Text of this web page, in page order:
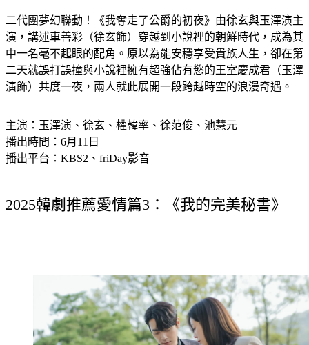
二代團夢幻聯動！《我奪走了公爵的初夜》由徐玄與玉澤演主
演，講述車善彩（徐玄飾）穿越到小說裡的朝鮮時代，成為其
中一名毫不起眼的配角。原以為能安穩享受貴族人生，卻在第
二天就誤打誤撞與小說裡擁有超強佔有慾的王室慶成君（玉澤
演飾）共度一夜，兩人就此展開一段跨越時空的浪漫奇遇。
主演：玉澤演、徐玄、權韓率、徐范俊、池慧元
播出時間：6月11日
播出平台：KBS2、friDay影音
2025韓劇推薦愛情篇3：《我的完美秘書》